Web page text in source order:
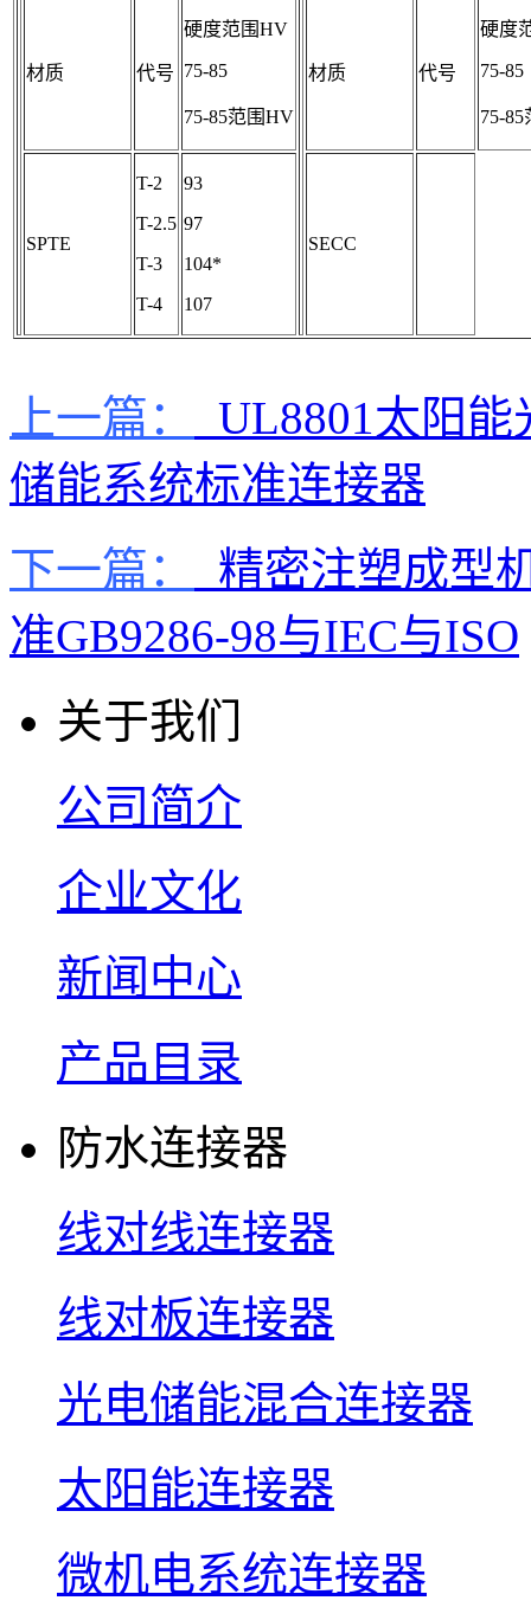
材质 代号
硬度范围HV
75-85
75-85范围HV
材质 代号
硬度
75-85
75-
SPTE
T-2
T-2.5
T-3
T-4
93
97
104*
107
SECC
上一篇：
UL8801太阳
储能系统标准连接器
下一篇：
精密注塑成型
准GB9286-98与IEC与ISO
关于我们
公司简介
企业文化
新闻中心
产品目录
防水连接器
线对线连接器
线对板连接器
光电储能混合连接器
太阳能连接器
微机电系统连接器